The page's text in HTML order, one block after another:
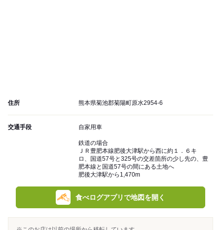
住所 熊本県菊池郡菊陽町原水2954-6
交通手段 自家用車
鉄道の場合
ＪＲ豊肥本線肥後大津駅から西に約１．６キ
ロ、国道57号と325号の交差箇所の少し先の、豊
肥本線と国道57号の間にある土地へ
肥後大津駅から1,470m
食べログアプリで地図を開く